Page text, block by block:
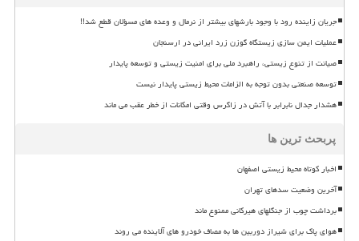
جریان زاینده رود با وجود بارشهای بیشتر از نرمال و وعده های مسؤلان قطع شد!!
عملیات ایمن سازی زیستگاه گوزن زرد ایرانی در ارسنجان
صیانت از تنوع زیستی، راهبرد ملی برای امنیت زیستی و توسعه پایدار
توسعه صنعتی بدون توجه به الزامات محیط زیستی پایدار نیست
هشدار جدال نابرابر با آتش در زاگرس وقتی امکانات از خطر عقب می ماند
پربحث ترین ها
اخبار کوتاه محیط زیستی اصفهان
آخرین وضعیت سدهای تهران
برداشت چوب از جنگلهای هیرکانی ممنوع ماند
هوای پاک برای شیراز دوربین ها به مصاف خودرو های آلاینده می روند